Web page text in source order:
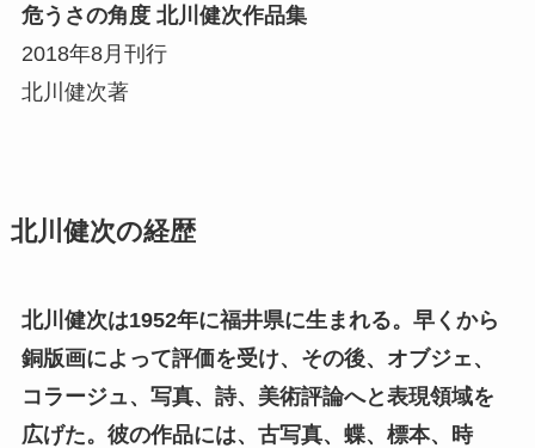
危うさの角度 北川健次作品集
2018年8月刊行
北川健次著
北川健次の経歴
北川健次は1952年に福井県に生まれる。早くから
銅版画によって評価を受け、その後、オブジェ、
コラージュ、写真、詩、美術評論へと表現領域を
広げた。彼の作品には、古写真、蝶、標本、時